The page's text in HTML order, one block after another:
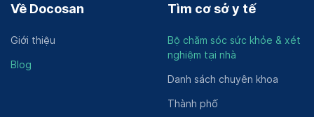
Về Docosan
Giới thiệu
Blog
Tìm cơ sở y tế
Bộ chăm sóc sức khỏe & xét
nghiệm tại nhà
Danh sách chuyên khoa
Thành phố